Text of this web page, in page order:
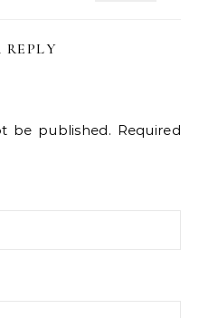
REPLY
be published. Required